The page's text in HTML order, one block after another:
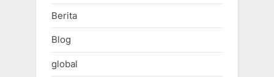
Berita
Blog
global